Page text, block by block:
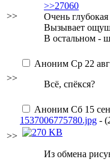
>>
>>27060
Очень
Вызывает
В остальном -
>>
Аноним Ср 22
Всё, спёкся?
>>
Аноним Сб 15
1537006775780.jpg - (
Из обмена